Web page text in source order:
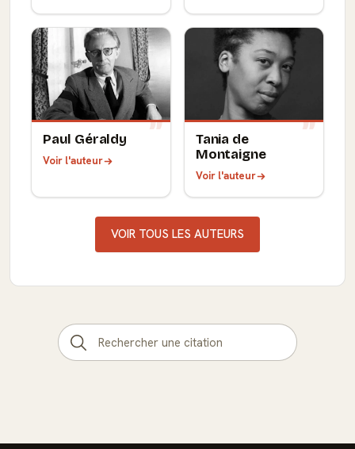
Paul Géraldy
Voir l'auteur
Tania de
Montaigne
Voir l'auteur
VOIR TOUS LES AUTEURS